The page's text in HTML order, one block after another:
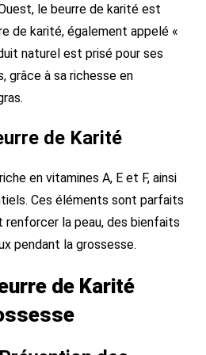
le beurre de karité est
de karité, également appelé «
naturel est prisé pour ses
grâce à sa richesse en
de Karité
en vitamines A, E et F, ainsi
Ces éléments sont parfaits
renforcer la peau, des bienfaits
pendant la grossesse.
de Karité